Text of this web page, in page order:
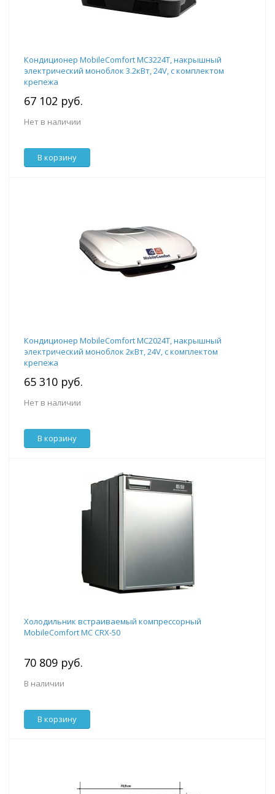
Кондиционер MobileComfort MC3224T, накрышный
электрический моноблок 3.2кВт, 24V, с комплектом
крепежа
67 102 руб.
Нет в наличии
В корзину
Кондиционер MobileComfort MC2024T, накрышный
электрический моноблок 2кВт, 24V, с комплектом
крепежа
65 310 руб.
Нет в наличии
В корзину
Холодильник встраиваемый компрессорный
MobileComfort MC CRX-50
70 809 руб.
В наличии
В корзину